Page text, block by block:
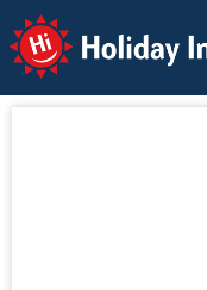
Holiday Info